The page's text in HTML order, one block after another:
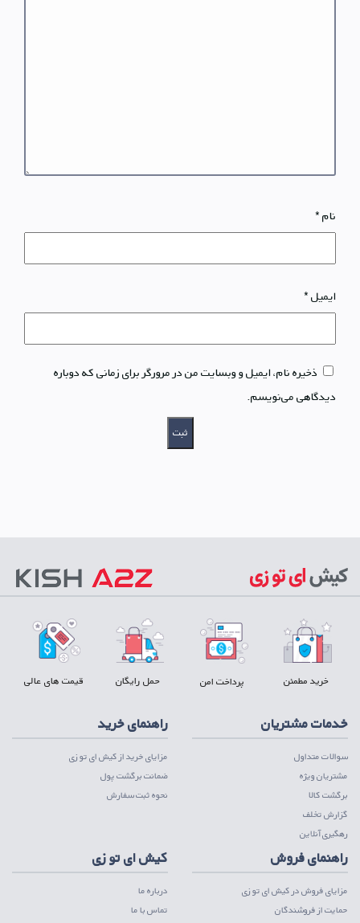
نام*
ایمیل*
ذخیره نام، ایمیل و وبسایت من در مرورگر برای زمانی که دوباره
دیدگاهی می‌نویسم.
خرید مطمئن پرداخت امن حمل رایگان قیمت های عالی
خدمات مشتریان
سوالات متداول
مشتریان ویژه
برگشت کالا
گزارش تخلف
رهگیری آنلاین
راهنمای خرید
مزایای خرید از کیش ای تو زی
ضمانت برگشت پول
نحوه ثبت سفارش
راهنمای فروش
مزایای فروش در کیش ای تو زی
حمایت از فروشندگان
کیش ای تو زی
درباره ما
تماس با ما